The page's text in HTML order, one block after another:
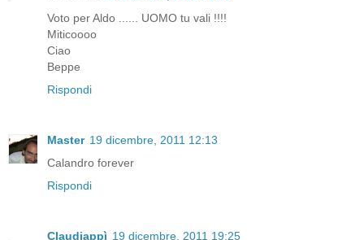
Voto per Aldo ...... UOMO tu vali !!!!
Miticoooo
Ciao
Beppe
Rispondi
Master 19 dicembre, 2011 12:13
Calandro forever
Rispondi
Claudiappì 19 dicembre, 2011 19:25